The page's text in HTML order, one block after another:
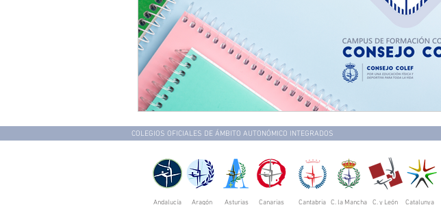
COLEGIOS OFICIALES DE ÁMBITO AUTONÓMICO INTEGRADOS
Andalucía Aragón Asturias Canarias Cantabria C. la Mancha C. y León Catalunya